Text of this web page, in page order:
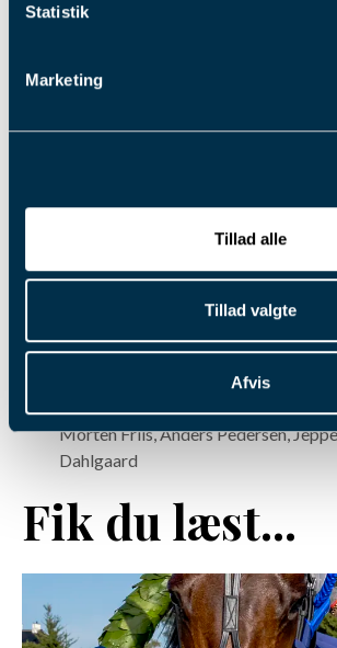
Statistik
Marketing
Tillad alle
Tillad valgte
Afvis
Den nye bestyrelse i
Den nye bestyrelse, fra venstre:
Morten Friis, Anders Pedersen,
Dahlgaard
Fik du læst...